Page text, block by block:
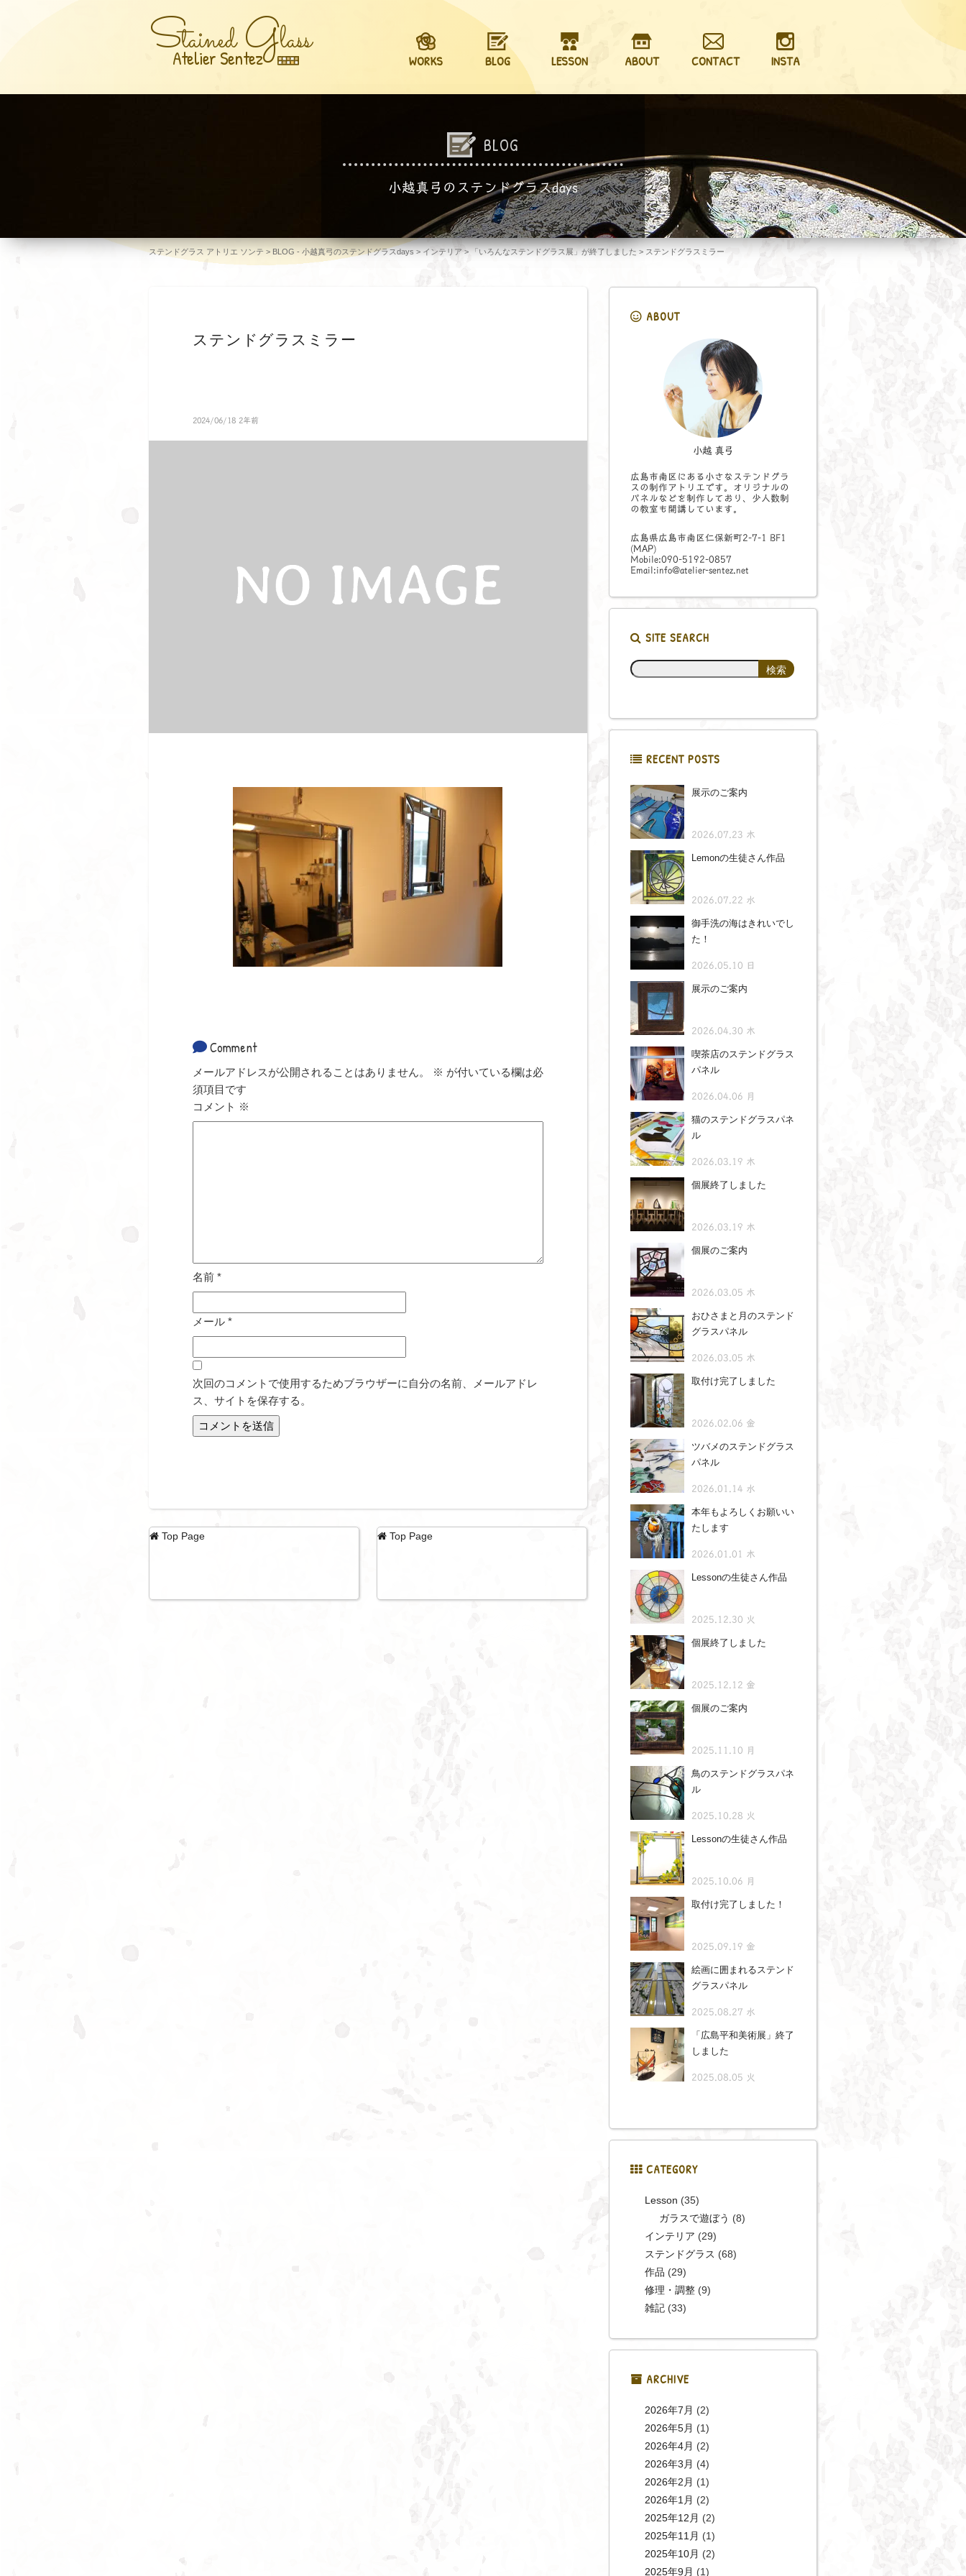
Stained Glass
Atelier Sentez WORKS BLOG LESSON ABOUT CONTACT INSTA
BLOG
小越真弓のステンドグラスdays
ステンドグラス アトリエ ソンテ > BLOG - 小越真弓のステンドグラスdays > インテリア> 「いろんなステンドグラス展」が終了しました > ステンドグラスミラー
ステンドグラスミラー
2024/06/18 2年前
Comment
メールアドレスが公開されることはありません。 ※ が付いている欄は必
須項目です
コメント ※
名前 *
メール *
次回のコメントで使用するためブラウザーに自分の名前、メールアドレ
ス、サイトを保存する。
Top Page Top Page
ABOUT
小越 真弓
広島市南区にある小さなステンドグラ
スの制作アトリエです。オリジナルの
パネルなどを制作しており、少人数制
の教室も開講しています。
広島県広島市南区仁保新町2-7-1 BF1
(MAP)
Mobile:090-5192-0857
Email:info@atelier-sentez.net
SITE SEARCH
RECENT POSTS
展示のご案内
2026.07.23 木
Lemonの生徒さん作品
2026.07.22 水
御手洗の海はきれいでし
た！
2026.05.10 日
展示のご案内
2026.04.30 木
喫茶店のステンドグラス
パネル
2026.04.06 月
猫のステンドグラスパネ
ル
2026.03.19 木
個展終了しました
2026.03.19 木
個展のご案内
2026.03.05 木
おひさまと月のステンド
グラスパネル
2026.03.05 木
取付け完了しました
2026.02.06 金
ツバメのステンドグラス
パネル
2026.01.14 水
本年もよろしくお願いい
たします
2026.01.01 木
Lessonの生徒さん作品
2025.12.30 火
個展終了しました
2025.12.12 金
個展のご案内
2025.11.10 月
鳥のステンドグラスパネ
ル
2025.10.28 火
Lessonの生徒さん作品
2025.10.06 月
取付け完了しました！
2025.09.19 金
絵画に囲まれるステンド
グラスパネル
2025.08.27 水
「広島平和美術展」終了
しました
2025.08.05 火
CATEGORY
Lesson (35)
ガラスで遊ぼう (8)
インテリア (29)
ステンドグラス (68)
作品 (29)
修理・調整(9)
雑記(33)
ARCHIVE
2026年7月 (2)
2026年5月 (1)
2026年4月 (2)
2026年3月 (4)
2026年2月 (1)
2026年1月 (2)
2025年12月 (2)
2025年11月 (1)
2025年10月 (2)
2025年9月 (1)